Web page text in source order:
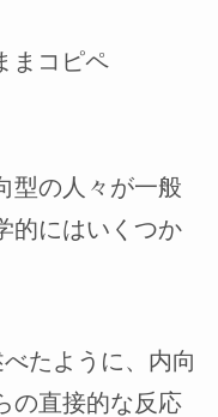
まコピペ
型の人々が一般
的にはいくつか
たように、内向
の直接的な反応